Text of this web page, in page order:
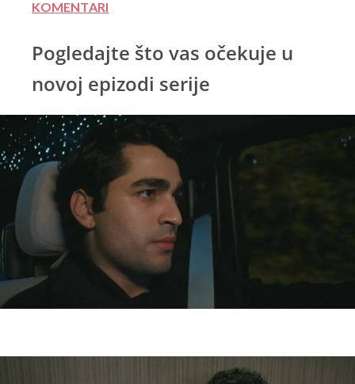
KOMENTARI
Pogledajte što vas očekuje u
novoj epizodi serije